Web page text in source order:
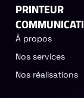
PRINTEUR
À propos
Nos services
Nos réalisations